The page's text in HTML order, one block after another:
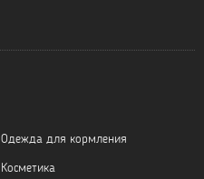
Одежда для кормления
Косметика